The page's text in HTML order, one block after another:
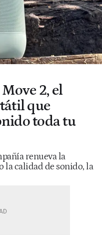
2, el
que
toda tu
renueva la
la calidad de sonido, la